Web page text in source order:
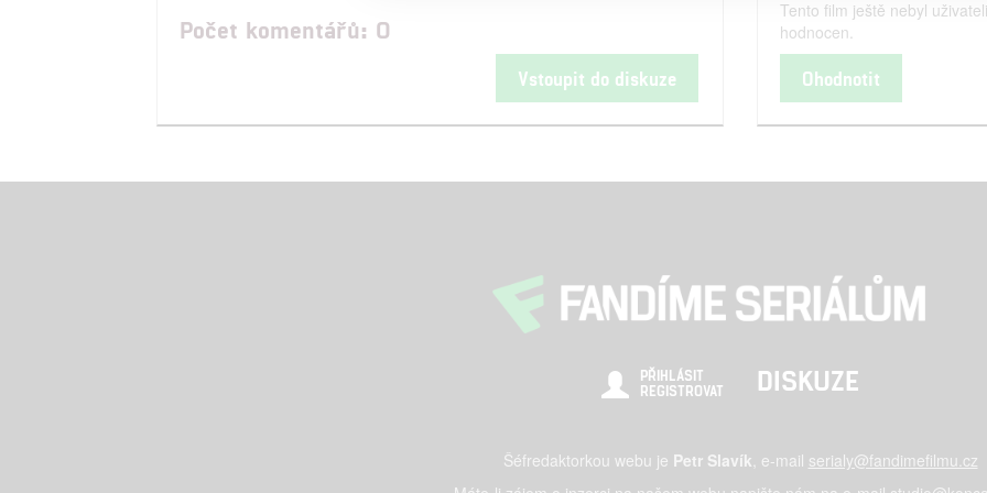
Počet komentářů: 0
Vstoupit do diskuze
Tento film ještě nebyl uživateli
hodnocen.
Ohodnotit
PŘIHLÁSIT
REGISTROVAT
DISKUZE
Šéfredaktorkou webu je Petr Slavík, e-mail serialy@fandimefilmu.cz